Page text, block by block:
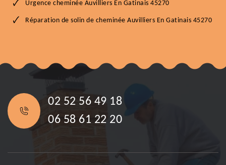
Urgence cheminée Auvilliers En Gatinais 45270
Réparation de solin de cheminée Auvilliers En Gatinais 45270
02 52 56 49 18
06 58 61 22 20